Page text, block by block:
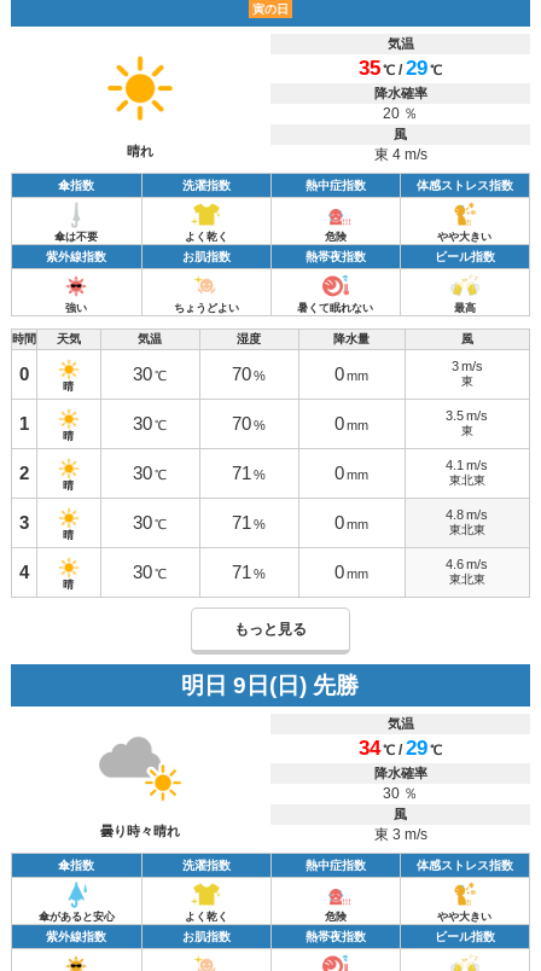
寅の日
晴れ
気温
35℃ /29℃
降水確率
20 ％
風
東 4 m/s
傘指数 洗濯指数 熱中症指数 体感ストレス指数
傘は不要 よく乾く 危険 やや大きい
紫外線指数 お肌指数 熱帯夜指数 ビール指数
強い ちょうどよい 暑くて眠れない 最高
時間 天気 気温 湿度 降水量 風
0
晴
30 ℃ 70 % 0 mm
3m/s
東
1
晴
30 ℃ 70 % 0 mm
3.5 m/s
東
2
晴
30 ℃ 71 % 0 mm
4.1 m/s
東北東
3
晴
30 ℃ 71 % 0 mm
4.8 m/s
東北東
4
晴
30 ℃ 71 % 0 mm
4.6 m/s
東北東
もっと見る
明日 9日(日) 先勝
曇り時々晴れ
気温
34℃ /29℃
降水確率
30 ％
風
東 3 m/s
傘指数 洗濯指数 熱中症指数 体感ストレス指数
傘があると安心 よく乾く 危険 やや大きい
紫外線指数 お肌指数 熱帯夜指数 ビール指数